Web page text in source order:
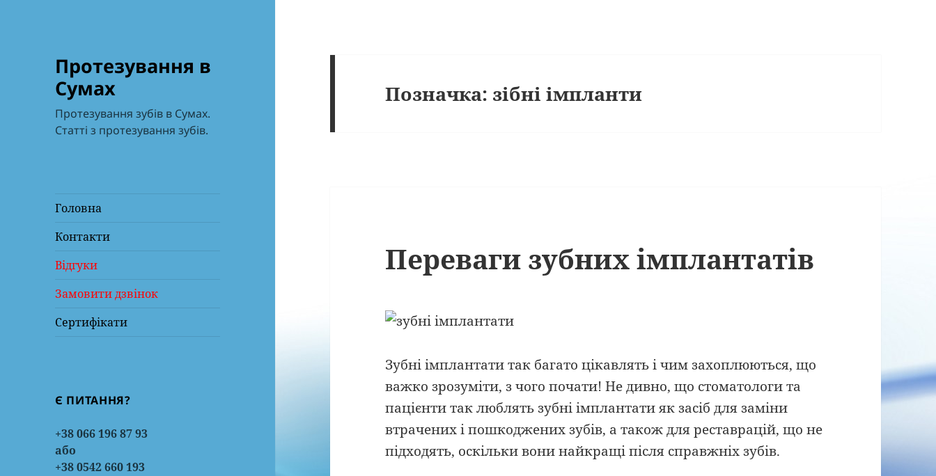
Протезування в
Сумах
Протезування зубів в Сумах.
Статті з протезування зубів.
Головна
Контакти
Відгуки
Замовити дзвінок
Сертифікати
Є ПИТАННЯ?
+38 066 196 87 93
або
+38 0542 660 193
Позначка: зібні імпланти
Переваги зубних імплантатів
Зубні імплантати так багато цікавлять і чим захоплюються, що
важко зрозуміти, з чого почати! Не дивно, що стоматологи та
пацієнти так люблять зубні імплантати як засіб для заміни
втрачених і пошкоджених зубів, а також для реставрацій, що не
підходять, оскільки вони найкращі після справжніх зубів.